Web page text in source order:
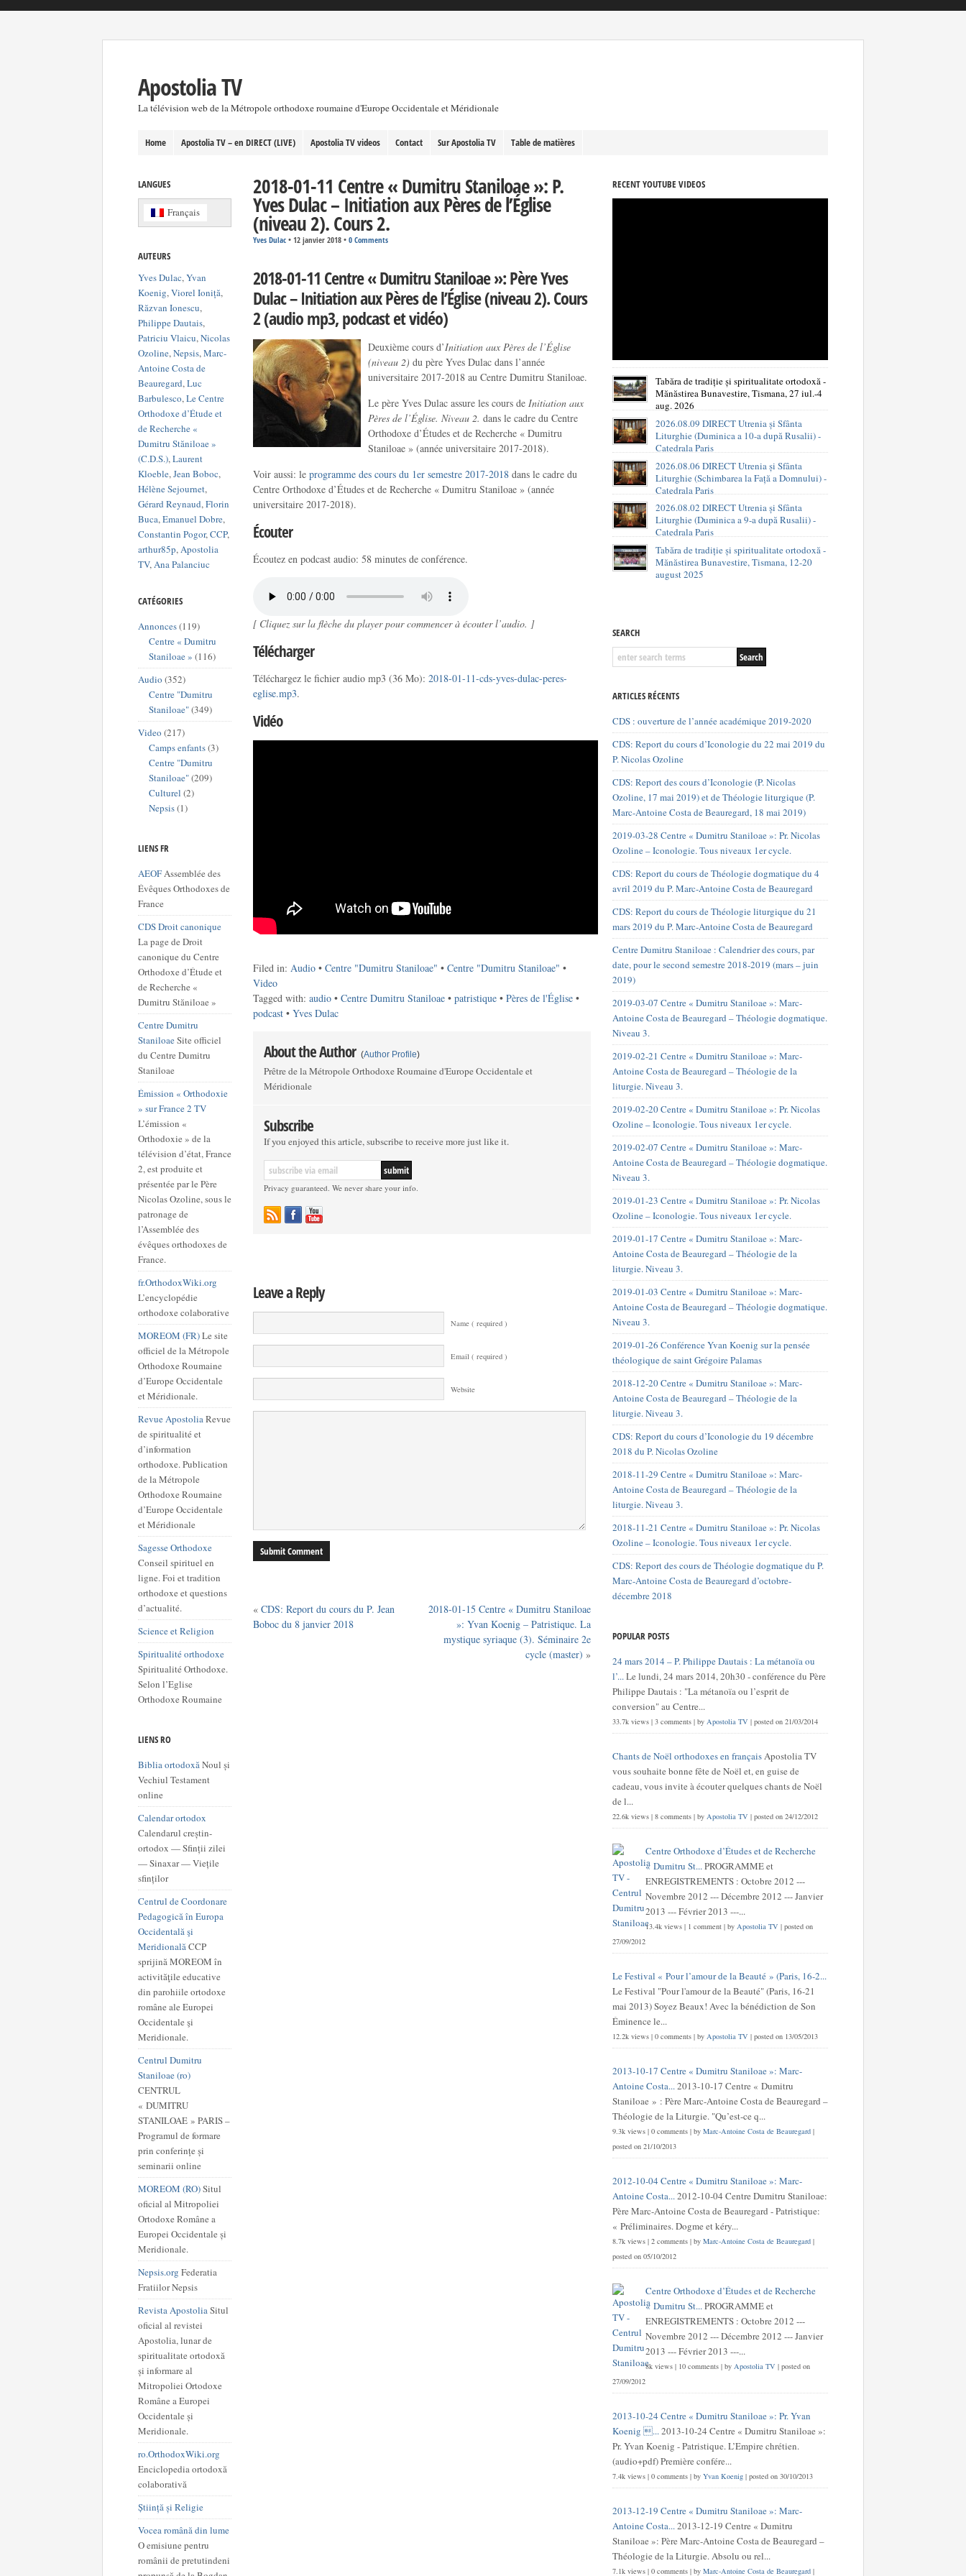
Apostolia TV
La télévision web de la Métropole orthodoxe roumaine d'Europe Occidentale et Méridionale
Home Apostolia TV – en DIRECT (LIVE) Apostolia TV videos Contact Sur Apostolia TV Table de matières
2018-01-11 Centre « Dumitru Staniloae »: P.
Yves Dulac – Initiation aux Pères de l’Église
(niveau 2). Cours 2.
Yves Dulac • 12 janvier 2018 •0 Comments
2018-01-11 Centre « Dumitru Staniloae »: Père Yves
Dulac – Initiation aux Pères de l’Église (niveau 2). Cours
2 (audio mp3, podcast et vidéo)
Deuxième cours d’Initiation aux Pères de l’Église
(niveau 2) du père Yves Dulac dans l’année
universitaire 2017-2018 au Centre Dumitru Staniloae.
Le père Yves Dulac assure les cours deInitiation aux
Pères de l’Église. Niveau 2. dans le cadre du Centre
Orthodoxe d’Études et de Recherche « Dumitru
Staniloae » (année universitaire 2017-2018).
Voir aussi: leprogramme des cours du 1er semestre 2017-2018 dans le cadre du
Centre Orthodoxe d’Études et de Recherche « Dumitru Staniloae » (année
universitaire 2017-2018).
Écouter
Écoutez en podcast audio: 58 minutes de conférence.
[ Cliquez sur la flèche du player pour commencer à écouter l’audio. ]
Télécharger
Téléchargez le fichier audio mp3 (36 Mo):2018-01-11-cds-yves-dulac-peres-
eglise.mp3.
Vidéo
Filed in:Audio •Centre "Dumitru Staniloae" •Centre "Dumitru Staniloae" •
Video
Tagged with:audio •Centre Dumitru Staniloae •patristique •Pères de l'Église •
podcast •Yves Dulac
About the Author (Author Profile)
Prêtre de la Métropole Orthodoxe Roumaine d'Europe Occidentale et
Méridionale
Subscribe
If you enjoyed this article, subscribe to receive more just like it.
Privacy guaranteed. We never share your info.
Leave a Reply
Name ( required )
Email ( required )
Website
«CDS: Report du cours du P. Jean
Boboc du 8 janvier 2018
2018-01-15 Centre « Dumitru Staniloae
»: Yvan Koenig – Patristique. La
mystique syriaque (3). Séminaire 2e
cycle (master) »
LANGUES
Français
AUTEURS
Yves Dulac,Yvan
Koenig,Viorel Ioniță,
Răzvan Ionescu,
Philippe Dautais,
Patriciu Vlaicu,Nicolas
Ozoline,Nepsis,Marc-
Antoine Costa de
Beauregard,Luc
Barbulesco,Le Centre
Orthodoxe d’Étude et
de Recherche «
Dumitru Stăniloae »
(C.D.S.),Laurent
Kloeble,Jean Boboc,
Hélène Sejournet,
Gérard Reynaud,Florin
Buca,Emanuel Dobre,
Constantin Pogor,CCP,
arthur85p,Apostolia
TV,Ana Palanciuc
CATÉGORIES
Annonces(119)
Centre « Dumitru
Staniloae » (116)
Audio (352)
Centre "Dumitru
Staniloae"(349)
Video (217)
Camps enfants(3)
Centre "Dumitru
Staniloae"(209)
Culturel (2)
Nepsis(1)
LIENS FR
AEOFAssemblée des
Évêques Orthodoxes de
France
CDS Droit canonique
La page de Droit
canonique du Centre
Orthodoxe d’Étude et
de Recherche «
Dumitru Stăniloae »
Centre Dumitru
StaniloaeSite officiel
du Centre Dumitru
Staniloae
Émission « Orthodoxie
» sur France 2 TV
L’émission «
Orthodoxie » de la
télévision d’état, France
2, est produite et
présentée par le Père
Nicolas Ozoline, sous le
patronage de
l’Assemblée des
évêques orthodoxes de
France.
fr.OrthodoxWiki.org
L’encyclopédie
orthodoxe colaborative
MOREOM (FR)Le site
officiel de la Métropole
Orthodoxe Roumaine
d’Europe Occidentale
et Méridionale.
Revue ApostoliaRevue
de spiritualité et
d’information
orthodoxe. Publication
de la Métropole
Orthodoxe Roumaine
d’Europe Occidentale
et Méridionale
Sagesse Orthodoxe
Conseil spirituel en
ligne. Foi et tradition
orthodoxe et questions
d’actualité.
Science et Religion
Spiritualité orthodoxe
Spiritualité Orthodoxe.
Selon l’Eglise
Orthodoxe Roumaine
LIENS RO
Biblia ortodoxăNoul și
Vechiul Testament
online
Calendar ortodox
Calendarul creștin-
ortodox — Sfinții zilei
— Sinaxar — Viețile
sfinților
Centrul de Coordonare
Pedagogică în Europa
Occidentală şi
MeridionalăCCP
sprijină MOREOM în
activităţile educative
din parohiile ortodoxe
române ale Europei
Occidentale şi
Meridionale.
Centrul Dumitru
Staniloae (ro)
CENTRUL
« DUMITRU
STANILOAE » PARIS –
Programul de formare
prin conferințe și
seminarii online
MOREOM (RO)Situl
oficial al Mitropoliei
Ortodoxe Române a
Europei Occidentale și
Meridionale.
Nepsis.org Federatia
Fratiilor Nepsis
Revista ApostoliaSitul
oficial al revistei
Apostolia, lunar de
spiritualitate ortodoxă
și informare al
Mitropoliei Ortodoxe
Române a Europei
Occidentale și
Meridionale.
ro.OrthodoxWiki.org
Enciclopedia ortodoxă
colaborativă
Știință și Religie
Vocea română din lume
O emisiune pentru
românii de pretutindeni
RECENT YOUTUBE VIDEOS
Tabăra de tradiție și spiritualitate ortodoxă -
Mănăstirea Bunavestire, Tismana, 27 iul.-4
aug. 2026
2026.08.09 DIRECT Utrenia și Sfânta
Liturghie (Duminica a 10-a după Rusalii) -
Catedrala Paris
2026.08.06 DIRECT Utrenia și Sfânta
Liturghie (Schimbarea la Față a Domnului) -
Catedrala Paris
2026.08.02 DIRECT Utrenia și Sfânta
Liturghie (Duminica a 9-a după Rusalii) -
Catedrala Paris
Tabăra de tradiție și spiritualitate ortodoxă -
Mănăstirea Bunavestire, Tismana, 12-20
august 2025
SEARCH
ARTICLES RÉCENTS
CDS : ouverture de l’année académique 2019-2020
CDS: Report du cours d’Iconologie du 22 mai 2019 du
P. Nicolas Ozoline
CDS: Report des cours d’Iconologie (P. Nicolas
Ozoline, 17 mai 2019) et de Théologie liturgique (P.
Marc-Antoine Costa de Beauregard, 18 mai 2019)
2019-03-28 Centre « Dumitru Staniloae »: Pr. Nicolas
Ozoline – Iconologie. Tous niveaux 1er cycle.
CDS: Report du cours de Théologie dogmatique du 4
avril 2019 du P. Marc-Antoine Costa de Beauregard
CDS: Report du cours de Théologie liturgique du 21
mars 2019 du P. Marc-Antoine Costa de Beauregard
Centre Dumitru Staniloae : Calendrier des cours, par
date, pour le second semestre 2018-2019 (mars – juin
2019)
2019-03-07 Centre « Dumitru Staniloae »: Marc-
Antoine Costa de Beauregard – Théologie dogmatique.
Niveau 3.
2019-02-21 Centre « Dumitru Staniloae »: Marc-
Antoine Costa de Beauregard – Théologie de la
liturgie. Niveau 3.
2019-02-20 Centre « Dumitru Staniloae »: Pr. Nicolas
Ozoline – Iconologie. Tous niveaux 1er cycle.
2019-02-07 Centre « Dumitru Staniloae »: Marc-
Antoine Costa de Beauregard – Théologie dogmatique.
Niveau 3.
2019-01-23 Centre « Dumitru Staniloae »: Pr. Nicolas
Ozoline – Iconologie. Tous niveaux 1er cycle.
2019-01-17 Centre « Dumitru Staniloae »: Marc-
Antoine Costa de Beauregard – Théologie de la
liturgie. Niveau 3.
2019-01-03 Centre « Dumitru Staniloae »: Marc-
Antoine Costa de Beauregard – Théologie dogmatique.
Niveau 3.
2019-01-26 Conférence Yvan Koenig sur la pensée
théologique de saint Grégoire Palamas
2018-12-20 Centre « Dumitru Staniloae »: Marc-
Antoine Costa de Beauregard – Théologie de la
liturgie. Niveau 3.
CDS: Report du cours d’Iconologie du 19 décembre
2018 du P. Nicolas Ozoline
2018-11-29 Centre « Dumitru Staniloae »: Marc-
Antoine Costa de Beauregard – Théologie de la
liturgie. Niveau 3.
2018-11-21 Centre « Dumitru Staniloae »: Pr. Nicolas
Ozoline – Iconologie. Tous niveaux 1er cycle.
CDS: Report des cours de Théologie dogmatique du P.
Marc-Antoine Costa de Beauregard d’octobre-
décembre 2018
POPULAR POSTS
24 mars 2014 – P. Philippe Dautais : La métanoïa ou
l’...Le lundi, 24 mars 2014, 20h30 - conférence du Père
Philippe Dautais : "La métanoïa ou l’esprit de
conversion" au Centre...
33.7k views | 3 comments | by Apostolia TV | posted on 21/03/2014
Chants de Noël orthodoxes en françaisApostolia TV
vous souhaite bonne fête de Noël et, en guise de
cadeau, vous invite à écouter quelques chants de Noël
de l...
22.6k views | 8 comments | by Apostolia TV | posted on 24/12/2012
Centre Orthodoxe d’Études et de Recherche
« Dumitru St...PROGRAMME et
ENREGISTREMENTS : Octobre 2012 ---
Novembre 2012 --- Décembre 2012 --- Janvier
2013 --- Février 2013 ---...
13.4k views | 1 comment | by Apostolia TV | posted on
27/09/2012
Le Festival « Pour l’amour de la Beauté » (Paris, 16-2...
Le Festival "Pour l'amour de la Beauté" (Paris, 16-21
mai 2013) Soyez Beaux! Avec la bénédiction de Son
Éminence le...
12.2k views | 0 comments | by Apostolia TV | posted on 13/05/2013
2013-10-17 Centre « Dumitru Staniloae »: Marc-
Antoine Costa...2013-10-17 Centre « Dumitru
Staniloae » : Père Marc-Antoine Costa de Beauregard –
Théologie de la Liturgie. "Qu’est-ce q...
9.3k views | 0 comments | by Marc-Antoine Costa de Beauregard |
posted on 21/10/2013
2012-10-04 Centre « Dumitru Staniloae »: Marc-
Antoine Costa...2012-10-04 Centre Dumitru Staniloae:
Père Marc-Antoine Costa de Beauregard - Patristique:
« Préliminaires. Dogme et kéry...
8.7k views | 2 comments | by Marc-Antoine Costa de Beauregard |
posted on 05/10/2012
Centre Orthodoxe d’Études et de Recherche
« Dumitru St...PROGRAMME et
ENREGISTREMENTS : Octobre 2012 ---
Novembre 2012 --- Décembre 2012 --- Janvier
2013 --- Février 2013 ---...
8k views | 10 comments | by Apostolia TV | posted on
27/09/2012
2013-10-24 Centre « Dumitru Staniloae »: Pr. Yvan
Koenig ...2013-10-24 Centre « Dumitru Staniloae »:
Pr. Yvan Koenig - Patristique. L’Empire chrétien.
(audio+pdf) Première confére...
7.4k views | 0 comments | by Yvan Koenig | posted on 30/10/2013
2013-12-19 Centre « Dumitru Staniloae »: Marc-
Antoine Costa...2013-12-19 Centre « Dumitru
Staniloae »: Père Marc-Antoine Costa de Beauregard –
Théologie de la Liturgie. Absolu ou rel...
7.1k views | 0 comments | by Marc-Antoine Costa de Beauregard |